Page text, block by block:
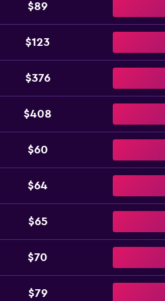
$89
$123
$376
$408
$60
$64
$65
$70
$79